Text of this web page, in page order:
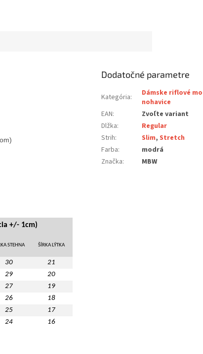
+/- 1cm)
STEHNA ŠÍRKA LÝTKA
30 21
29 20
27 19
26 18
25 17
24 16
Dodatočné parametre
Kategória:
Dámske riflové
nohavice
EAN:
Zvoľte variant
Dlžka:
Regular
Strih: Slim, Stretch
Farba:
modrá
Značka: MBW